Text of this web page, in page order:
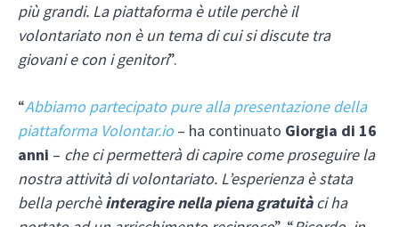
più grandi. La piattaforma è utile perchè il
volontariato non è un tema di cui si discute tra
giovani e con i genitori”.
“Abbiamo partecipato pure alla presentazione della
piattaforma Volontar.io– ha continuato Giorgia di 16
anni – che ci permetterà di capire come proseguire la
nostra attività di volontariato. L’esperienza è stata
bella perchèinteragire nella piena gratuitàci ha